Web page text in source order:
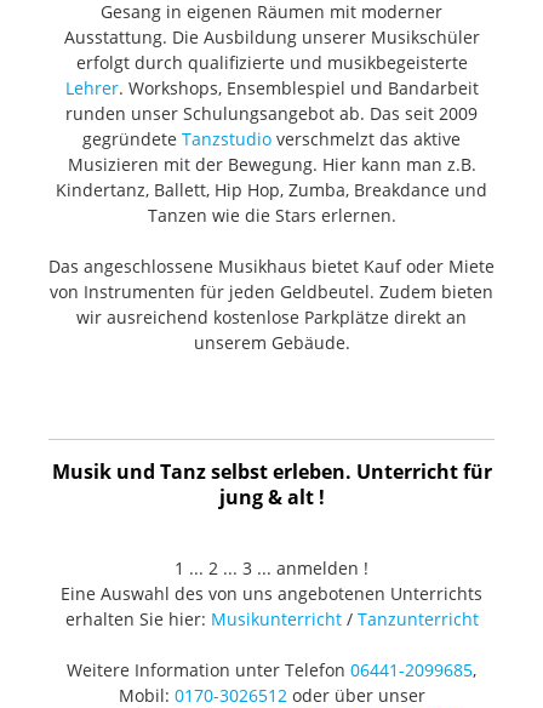
Gesang in eigenen Räumen mit moderner
Ausstattung. Die Ausbildung unserer Musikschüler
erfolgt durch qualifizierte und musikbegeisterte
Lehrer. Workshops, Ensemblespiel und Bandarbeit
runden unser Schulungsangebot ab. Das seit 2009
gegründete Tanzstudio verschmelzt das aktive
Musizieren mit der Bewegung. Hier kann man z.B.
Kindertanz, Ballett, Hip Hop, Zumba, Breakdance und
Tanzen wie die Stars erlernen.
Das angeschlossene Musikhaus bietet Kauf oder Miete
von Instrumenten für jeden Geldbeutel. Zudem bieten
wir ausreichend kostenlose Parkplätze direkt an
unserem Gebäude.
Musik und Tanz selbst erleben. Unterricht für
jung & alt !
1 ... 2 ... 3 ... anmelden !
Eine Auswahl des von uns angebotenen Unterrichts
erhalten Sie hier: Musikunterricht/ Tanzunterricht
Weitere Information unter Telefon 06441-2099685,
Mobil: 0170-3026512oder über unser